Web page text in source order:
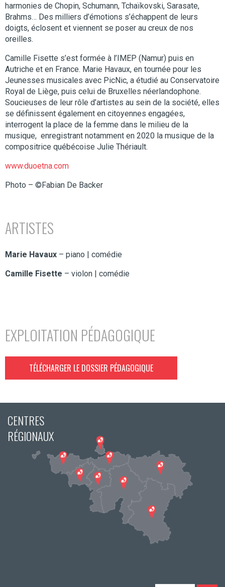
harmonies de Chopin, Schumann, Tchaïkovski, Sarasate,
Brahms… Des milliers d’émotions s’échappent de leurs
doigts, éclosent et viennent se poser au creux de nos
oreilles.
Camille Fisette s’est formée à l’IMEP (Namur) puis en
Autriche et en France. Marie Havaux, en tournée pour les
Jeunesses musicales avec PicNic, a étudié au Conservatoire
Royal de Liège, puis celui de Bruxelles néerlandophone.
Soucieuses de leur rôle d’artistes au sein de la société, elles
se définissent également en citoyennes engagées,
interrogent la place de la femme dans le milieu de la
musique, enregistrant notamment en 2020 la musique de la
compositrice québécoise Julie Thériault.
www.duoetna.com
Photo – ©Fabian De Backer
ARTISTES
Marie Havaux – piano | comédie
Camille Fisette – violon | comédie
EXPLOITATION PÉDAGOGIQUE
TÉLÉCHARGER LE DOSSIER PÉDAGOGIQUE
CENTRES
RÉGIONAUX